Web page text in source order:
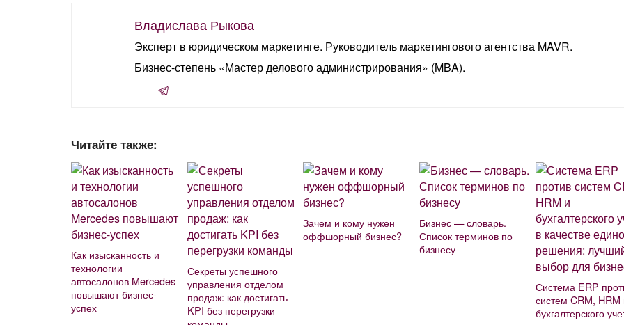
Владислава Рыкова
Эксперт в юридическом маркетинге. Руководитель маркетингового агентства MAVR.
Бизнес-степень «Мастер делового администрирования» (MBA).
Читайте также:
Как изысканность и
технологии
автосалонов Mercedes
повышают бизнес-
успех
Секреты успешного
управления отделом
продаж: как достигать
KPI без перегрузки
Зачем и кому нужен
оффшорный бизнес?
Бизнес — словарь.
Список терминов по
бизнесу
Система ERP
систем CRM, HRM
бухгалтерского